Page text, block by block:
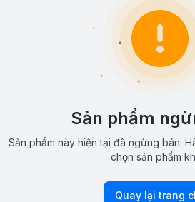
Sản phẩm
Sản phẩm này hiện tại đã ngừng bán.
chọn sản phẩm
Quay lại trang